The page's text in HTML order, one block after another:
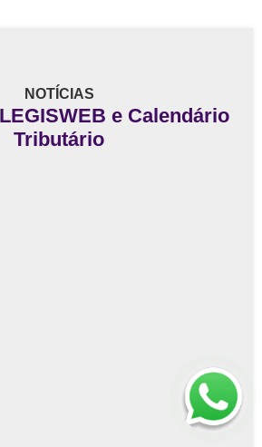
NOTÍCIAS
e Calendário
Tributário